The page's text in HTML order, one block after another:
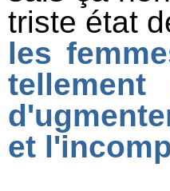
triste état
les
et